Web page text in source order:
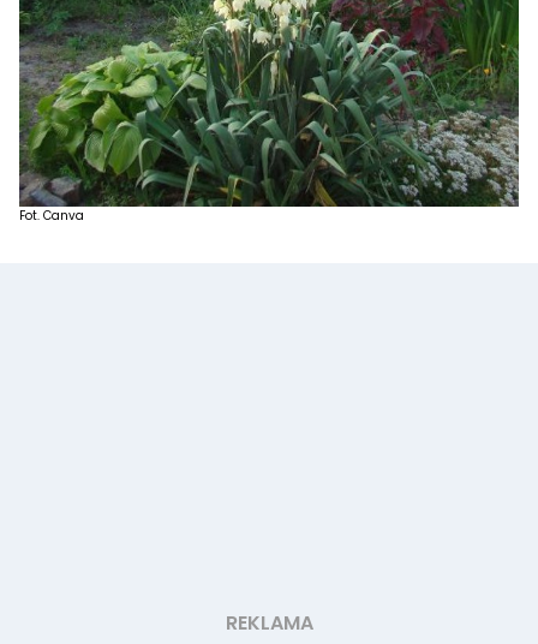
Fot. Canva